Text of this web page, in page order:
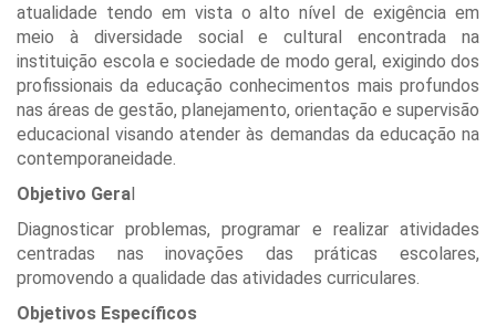
atualidade tendo em vista o alto nível de exigência em
meio à diversidade social e cultural encontrada na
instituição escola e sociedade de modo geral, exigindo dos
profissionais da educação conhecimentos mais profundos
nas áreas de gestão, planejamento, orientação e supervisão
educacional visando atender às demandas da educação na
contemporaneidade.
Objetivo Geral
Diagnosticar problemas, programar e realizar atividades
centradas nas inovações das práticas escolares,
promovendo a qualidade das atividades curriculares.
Objetivos Específicos